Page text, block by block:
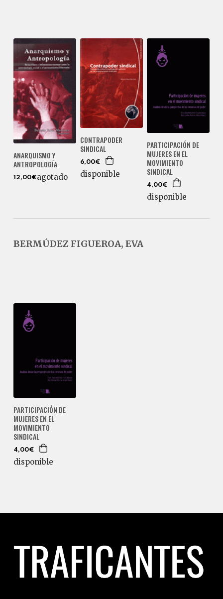
ANARQUISMO Y
ANTROPOLOGÍA
12,00€agotado
CONTRAPODER
SINDICAL
6,00€
disponible
PARTICIPACIÓN DE
MUJERES EN EL
MOVIMIENTO
SINDICAL
4,00€
disponible
BERMÚDEZ FIGUEROA, EVA
PARTICIPACIÓN DE
MUJERES EN EL
MOVIMIENTO
SINDICAL
4,00€
disponible